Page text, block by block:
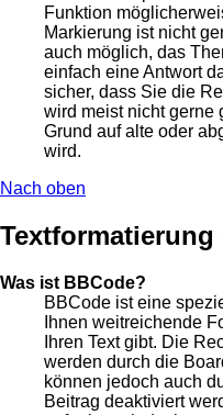
Funktion
Markierung ist nicht
auch möglich, das
einfach eine Antwort
sicher, dass Sie die
wird meist nicht gerne
Grund auf alte oder
wird.
Nach oben
Was ist BBCode?
BBCode ist eine
Ihnen weitreichende
Ihren Text gibt. Die
werden durch die
können jedoch auch
Beitrag deaktiviert